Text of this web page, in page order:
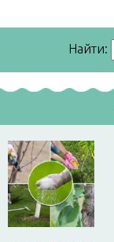
Найти: